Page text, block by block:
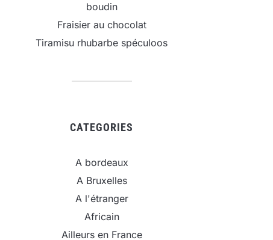
boudin
Fraisier au chocolat
Tiramisu rhubarbe spéculoos
CATEGORIES
A bordeaux
A Bruxelles
A l'étranger
Africain
Ailleurs en France